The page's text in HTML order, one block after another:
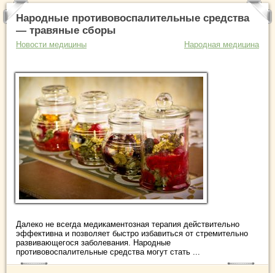
Народные противовоспалительные средства
— травяные сборы
Новости медицины Народная медицина
Далеко не всегда медикаментозная терапия действительно
эффективна и позволяет быстро избавиться от стремительно
развивающегося заболевания. Народные
противовоспалительные средства могут стать ...